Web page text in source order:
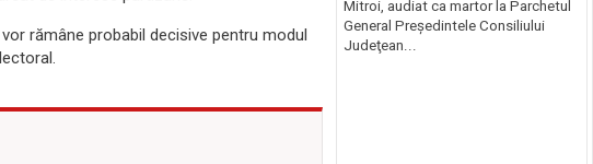
rămâne probabil decisive pentru modul
Mitroi, audiat ca martor la Parchetul
General Preşedintele Consiliului
Judeţean...